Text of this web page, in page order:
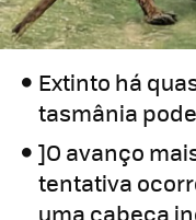
Extinto há
tasmânia
]O avanço
tentativa
uma cabeça